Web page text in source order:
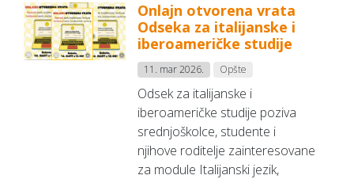
Onlajn otvorena vrata
Odseka za italijanske i
iberoameričke studije
11. mar 2026. Opšte
Odsek za italijanske i
iberoameričke studije poziva
srednjoškolce, studente i
njihove roditelje zainteresovane
za module Italijanski jezik,